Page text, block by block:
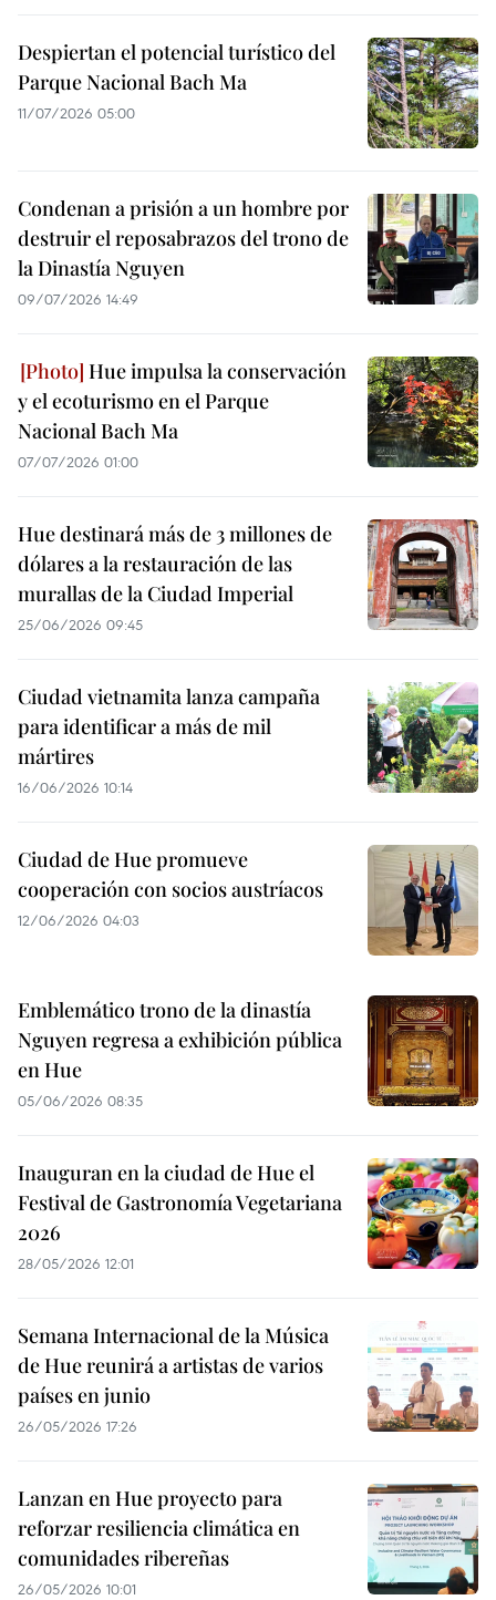
Despiertan el potencial turístico del
Parque Nacional Bach Ma
11/07/2026 05:00
Condenan a prisión a un hombre por
destruir el reposabrazos del trono de
la Dinastía Nguyen
09/07/2026 14:49
Hue impulsa la conservación
y el ecoturismo en el Parque
Nacional Bach Ma
07/07/2026 01:00
Hue destinará más de 3 millones de
dólares a la restauración de las
murallas de la Ciudad Imperial
25/06/2026 09:45
Ciudad vietnamita lanza campaña
para identificar a más de mil
mártires
16/06/2026 10:14
Ciudad de Hue promueve
cooperación con socios austríacos
12/06/2026 04:03
Emblemático trono de la dinastía
Nguyen regresa a exhibición pública
en Hue
05/06/2026 08:35
Inauguran en la ciudad de Hue el
Festival de Gastronomía Vegetariana
2026
28/05/2026 12:01
Semana Internacional de la Música
de Hue reunirá a artistas de varios
países en junio
26/05/2026 17:26
Lanzan en Hue proyecto para
reforzar resiliencia climática en
comunidades ribereñas
26/05/2026 10:01